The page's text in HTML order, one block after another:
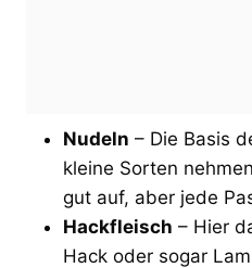
Nudeln – Die Basis
kleine Sorten
gut auf, aber jede
Hackfleisch – Hier
Hack oder sogar